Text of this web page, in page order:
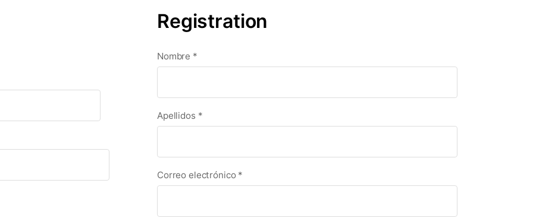
Registration
Nombre *
Apellidos *
Correo electrónico *